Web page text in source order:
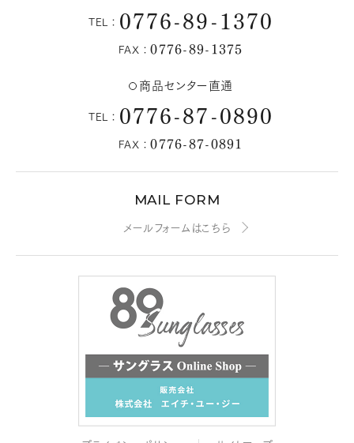
TEL： 0776-89-1370
FAX：0776-89-1375
商品センター直通
TEL： 0776-87-0890
FAX：0776-87-0891
MAIL FORM
メールフォームはこちら